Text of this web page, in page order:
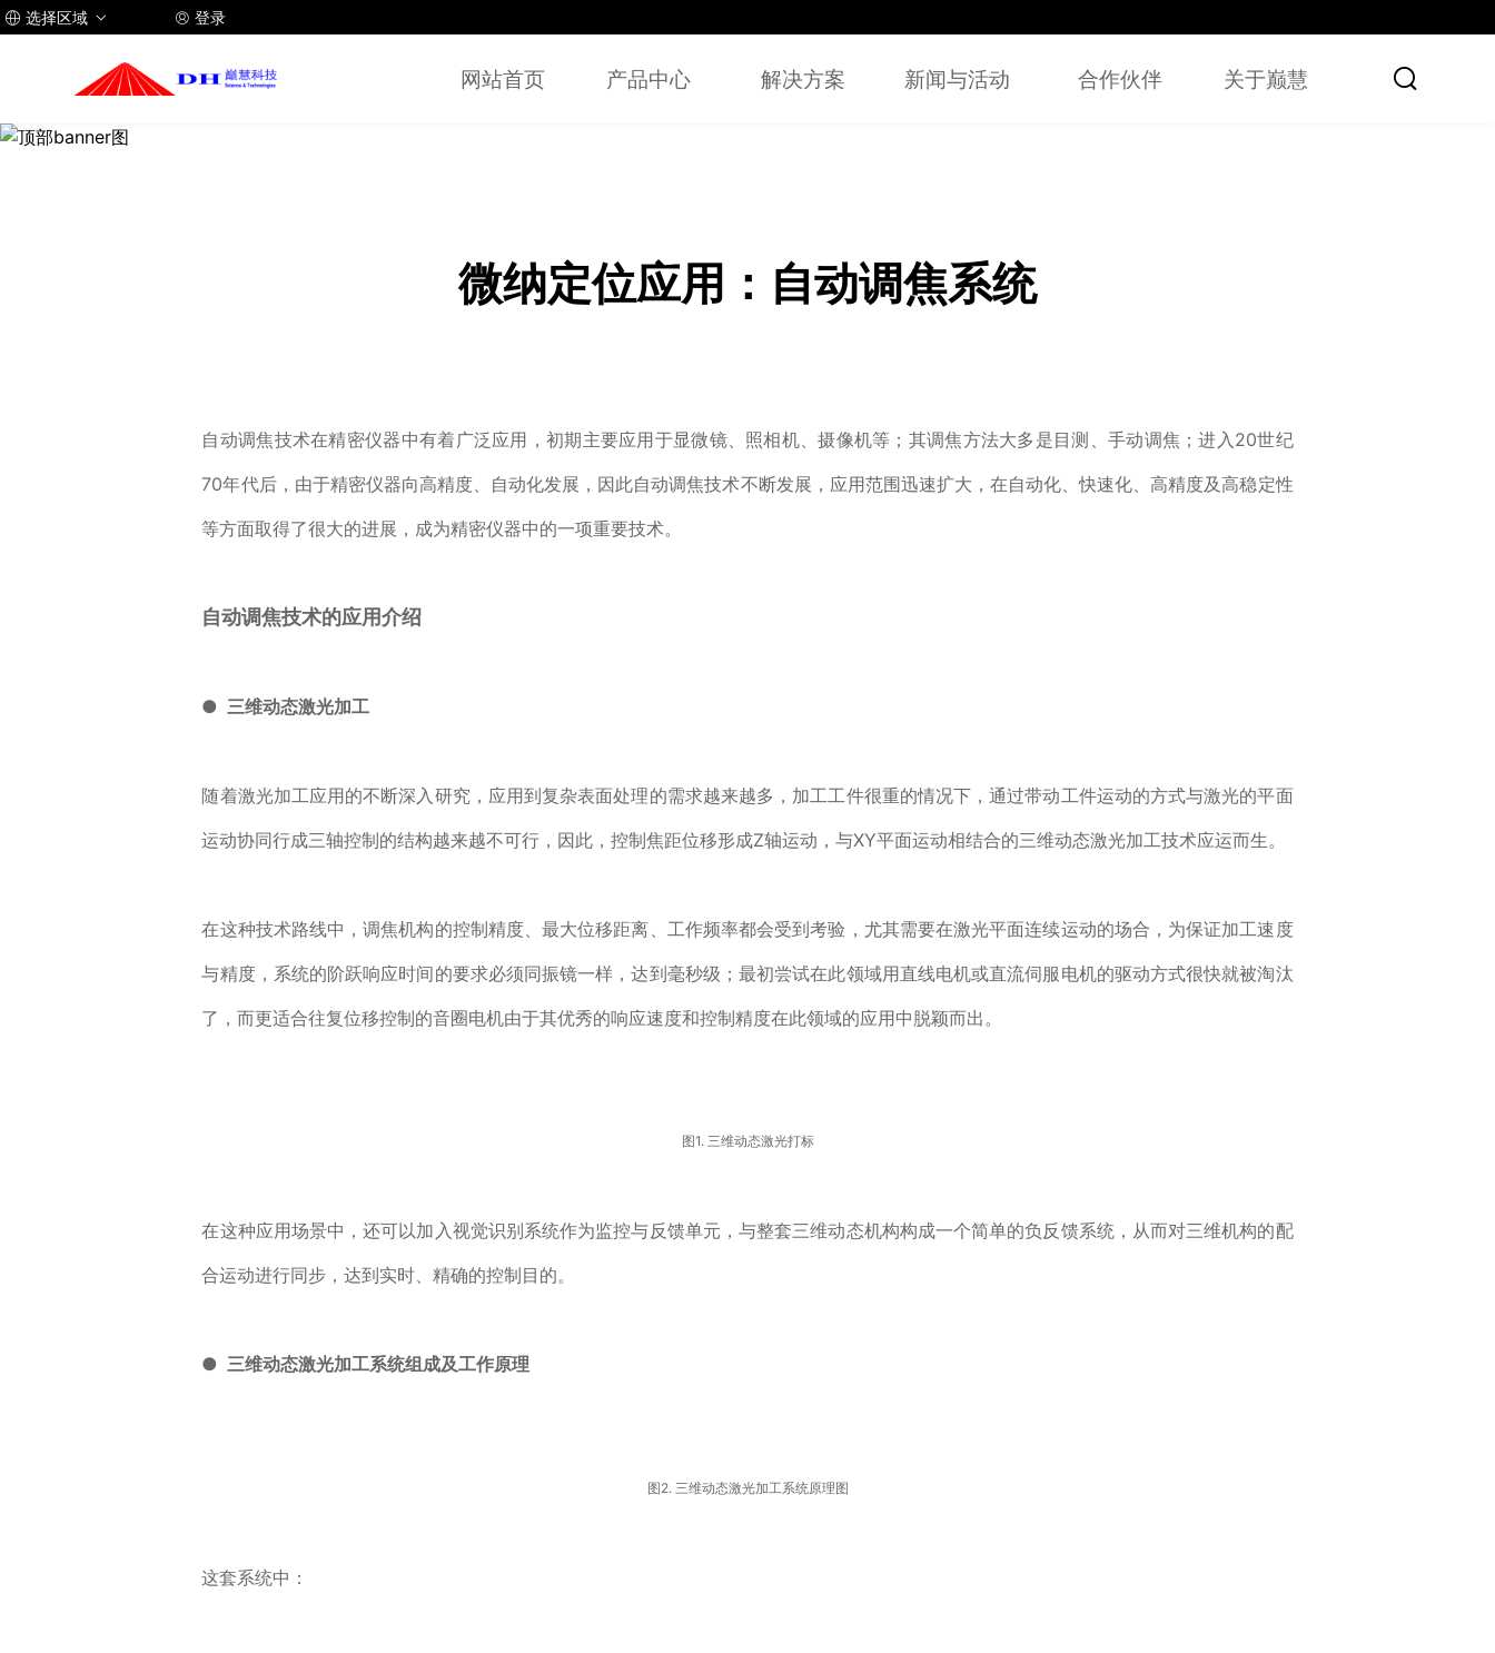
 选择区域   登录
网站首页 产品中心 解决方案 新闻与活动 合作伙伴 关于巅慧 
微纳定位应用：自动调焦系统
自动调焦技术在精密仪器中有着广泛应用，初期主要应用于显微镜、照相机、摄像机等；其调焦方法大多是目测、手动调焦；进入20世纪
70年代后，由于精密仪器向高精度、自动化发展，因此自动调焦技术不断发展，应用范围迅速扩大，在自动化、快速化、高精度及高稳定性
等方面取得了很大的进展，成为精密仪器中的一项重要技术。
自动调焦技术的应用介绍
● 三维动态激光加工
随着激光加工应用的不断深入研究，应用到复杂表面处理的需求越来越多，加工工件很重的情况下，通过带动工件运动的方式与激光的平面
运动协同行成三轴控制的结构越来越不可行，因此，控制焦距位移形成Z轴运动，与XY平面运动相结合的三维动态激光加工技术应运而生。
在这种技术路线中，调焦机构的控制精度、最大位移距离、工作频率都会受到考验，尤其需要在激光平面连续运动的场合，为保证加工速度
与精度，系统的阶跃响应时间的要求必须同振镜一样，达到毫秒级；最初尝试在此领域用直线电机或直流伺服电机的驱动方式很快就被淘汰
了，而更适合往复位移控制的音圈电机由于其优秀的响应速度和控制精度在此领域的应用中脱颖而出。
图1. 三维动态激光打标
在这种应用场景中，还可以加入视觉识别系统作为监控与反馈单元，与整套三维动态机构构成一个简单的负反馈系统，从而对三维机构的配
合运动进行同步，达到实时、精确的控制目的。
● 三维动态激光加工系统组成及工作原理
图2. 三维动态激光加工系统原理图
这套系统中：